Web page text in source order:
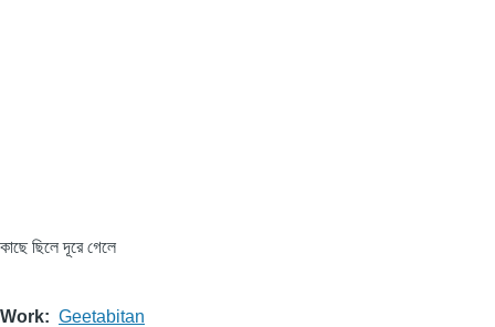
কাছে ছিলে দূরে গেলে
Work Geetabitan